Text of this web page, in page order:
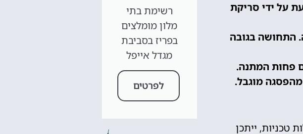
על ידי סריקת
התחושה בגובה
פחות המתנה.
מהפסגה מוגבל.
טכניות, ייתכן
רשימת בתי
מלון מומלצים
בפריז בסביבת
מגדל אייפל
לפרטים